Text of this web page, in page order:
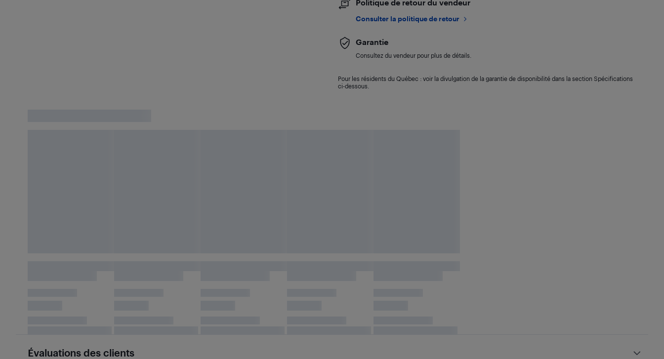
Politique de retour du vendeur
Consulter la politique de retour
Garantie
Consultez du vendeur pour plus de détails.
Pour les résidents du Québec : voir la divulgation de la garantie de disponibilité dans la section Spécifications
ci-dessous.
Évaluations des clients